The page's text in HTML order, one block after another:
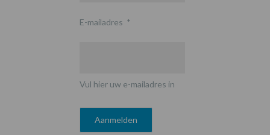
E-mailadres *
Vul hier uw e-mailadres in